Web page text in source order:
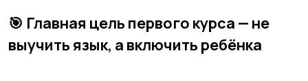
интерес,